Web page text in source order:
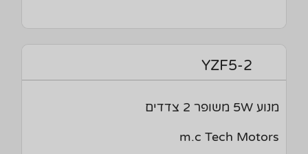
YZF5-2
מנוע 5W משופר 2 צדדים
m.c Tech Motors